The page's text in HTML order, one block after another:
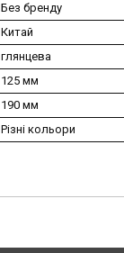
Без бренду
Китай
глянцева
125 мм
190 мм
Різні кольори